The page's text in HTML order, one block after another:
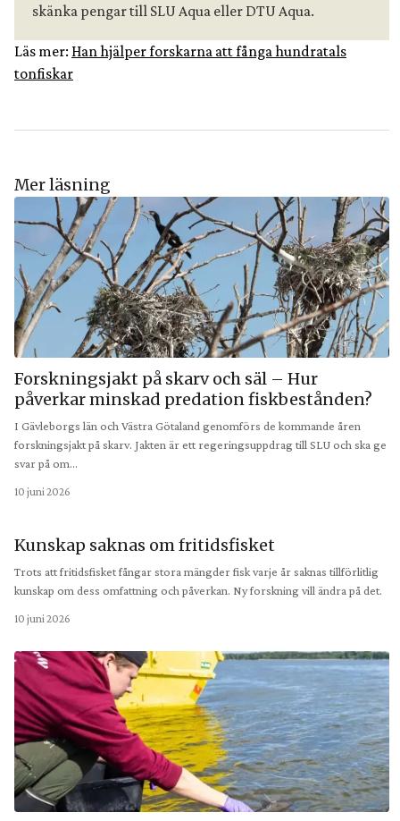
skänka pengar till SLU Aqua eller DTU Aqua.
Läs mer: Han hjälper forskarna att fånga hundratals
tonfiskar
Mer läsning
Forskningsjakt på skarv och säl – Hur
påverkar minskad predation fiskbestånden?
I Gävleborgs län och Västra Götaland genomförs de kommande åren
forskningsjakt på skarv. Jakten är ett regeringsuppdrag till SLU och ska ge
svar på om…
10 juni 2026
Kunskap saknas om fritidsfisket
Trots att fritidsfisket fångar stora mängder fisk varje år saknas tillförlitlig
kunskap om dess omfattning och påverkan. Ny forskning vill ändra på det.
10 juni 2026